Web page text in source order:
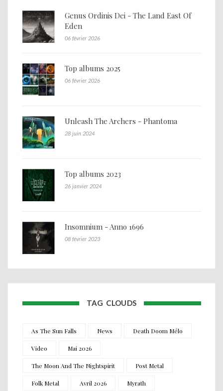
Genus Ordinis Dei - The Land East Of
Eden
06 février 2026
Top albums 2025
06 février 2026
Unleash The Archers - Phantoma
28 juin 2024
Top albums 2023
26 janvier 2024
Insomnium - Anno 1696
08 février 2023
TAG CLOUDS
As The Sun Falls News Death Doom Mélo
Video Mai 2026
The Moon And The Nightspirit Post Metal
Folk Metal Avril 2026 Myrath